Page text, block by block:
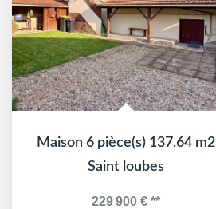
Maison 6 pièce(s) 137.64 m2
Saint loubes
229 900 € **